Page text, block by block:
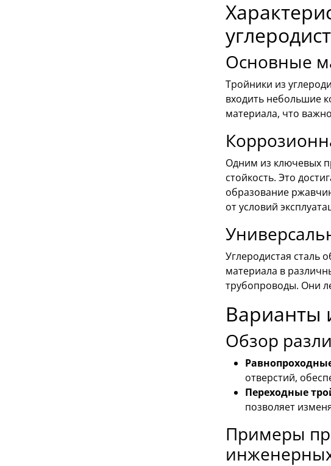
Основные
Тройники из
входить небольшие
материала, что
Одним из ключевых
стойкость. Это
образование
от условий
Углеродистая сталь
материала в
трубопроводы. Они
Варианты
Обзор
отверстий,
Переходные
позволяет
Примеры